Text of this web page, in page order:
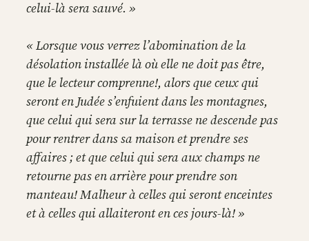
celui-là sera sauvé. »
« Lorsque vous verrez l’abomination de la
désolation installée là où elle ne doit pas être,
que le lecteur comprenne!, alors que ceux qui
seront en Judée s’enfuient dans les montagnes,
que celui qui sera sur la terrasse ne descende pas
pour rentrer dans sa maison et prendre ses
affaires ; et que celui qui sera aux champs ne
retourne pas en arrière pour prendre son
manteau! Malheur à celles qui seront enceintes
et à celles qui allaiteront en ces jours-là! »